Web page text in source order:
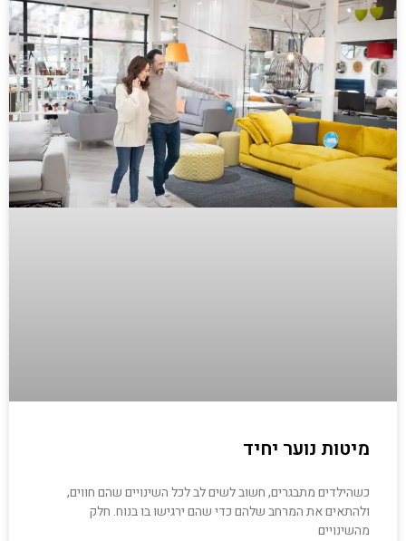
מיטות נוער יחיד
כשהילדים מתבגרים, חשוב לשים לב לכל השינויים שהם חווים,
ולהתאים את המרחב שלהם כדי שהם ירגישו בו בנוח. חלק
מהשינויים